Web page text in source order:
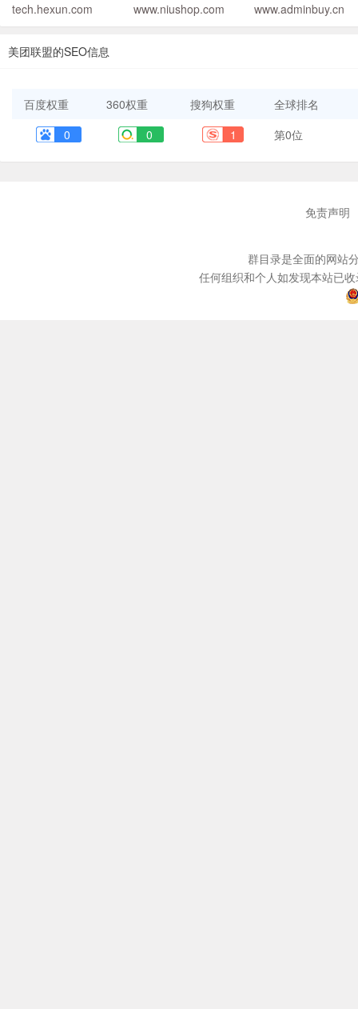
tech.hexun.com
www.niushop.com www.adminbuy.cn
美团联盟的SEO信息
百度权重 360权重 搜狗权重
全球排名
0
0 1 第0位
免责声明
群目录是全面的网站
任何组织和个人如发现本站已